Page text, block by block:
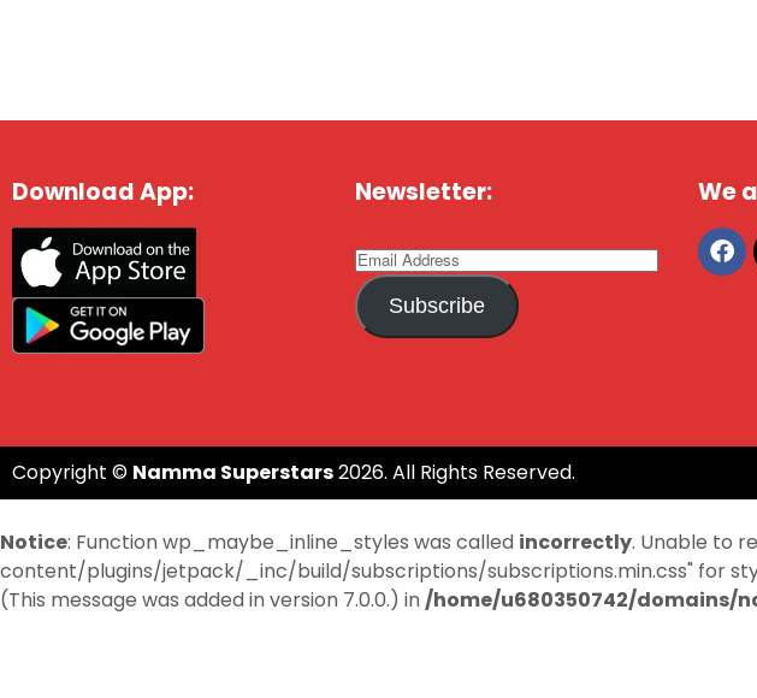
Download App: Newsletter:
Subscribe
We
Copyright © Namma Superstars2026. All Rights Reserved.
Notice: Function wp_maybe_inline_styles was called incorrectly. Unable to
content/plugins/jetpack/_inc/build/subscriptions/subscriptions.min.css" for
(This message was added in version 7.0.0.) in /home/u680350742/domains/